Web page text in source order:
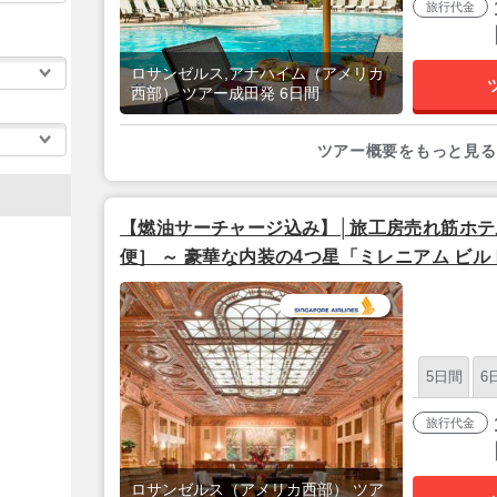
ロサンゼルス,アナハイム（アメリカ
西部） ツアー成田発 6日間
旅行代金
ツアー概要をもっと見る
【燃油サーチャージ込み】│旅工房売れ筋ホ
便］ ～ 豪華な内装の4つ星「ミレニアム ビ
ス フリープラン 6泊 8日 【成田発／シンガポ
ロサンゼルス（アメリカ西部） ツア
5日間 6
旅行代金